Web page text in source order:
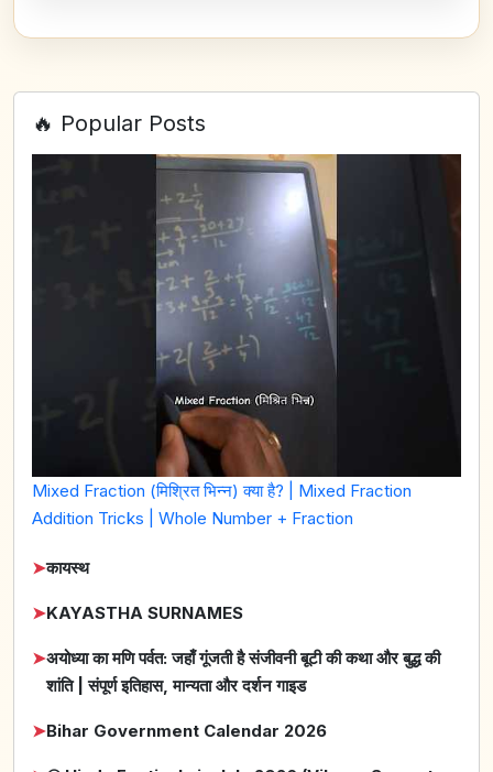
🔥 Popular Posts
Mixed Fraction (मिश्रित भिन्न) क्या है? | Mixed Fraction
Addition Tricks | Whole Number + Fraction
➤कायस्थ
➤KAYASTHA SURNAMES
➤अयोध्या का मणि पर्वत: जहाँ गूंजती है संजीवनी बूटी की कथा और बुद्ध की
शांति | संपूर्ण इतिहास, मान्यता और दर्शन गाइड
➤Bihar Government Calendar 2026